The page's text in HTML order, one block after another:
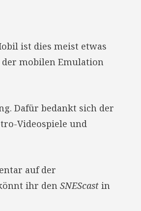
ist dies meist etwas
mobilen Emulation
Dafür bedankt sich der
Videospiele und
auf der
ihr den SNEScast in